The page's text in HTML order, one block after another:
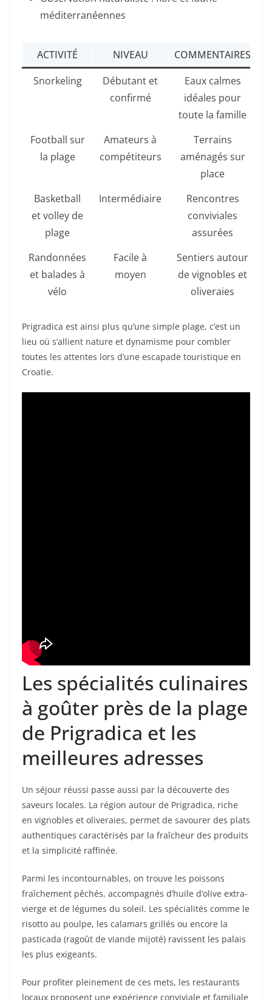
méditerranéennes
ACTIVITÉ NIVEAU
COMMENTAIRES
Snorkeling
Débutant et
confirmé
Eaux calmes
idéales pour
toute la famille
Football sur
la plage
Amateurs à
compétiteurs
Terrains
aménagés sur
place
Basketball
et volley de
plage
Intermédiaire
Rencontres
conviviales
assurées
Randonnées
et balades à
vélo
Facile à
moyen
Sentiers autour
de vignobles et
oliveraies
Prigradica est ainsi plus qu’une simple plage, c’est un
lieu où s’allient nature et dynamisme pour combler
toutes les attentes lors d’une escapade touristique en
Croatie.
Les spécialités culinaires
à goûter près de la plage
de Prigradica et les
meilleures adresses
Un séjour réussi passe aussi par la découverte des
saveurs locales. La région autour de Prigradica, riche
en vignobles et oliveraies, permet de savourer des plats
authentiques caractérisés par la fraîcheur des produits
et la simplicité raffinée.
Parmi les incontournables, on trouve les poissons
fraîchement pêchés, accompagnés d’huile d’olive extra-
vierge et de légumes du soleil. Les spécialités comme le
risotto au poulpe, les calamars grillés ou encore la
pasticada (ragoût de viande mijoté) ravissent les palais
les plus exigeants.
Pour profiter pleinement de ces mets, les restaurants
locaux proposent une expérience conviviale et familiale